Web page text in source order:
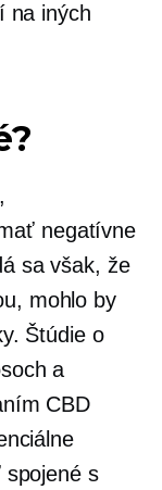
na iných
negatívne
sa však, že
mohlo by
Štúdie o
a
CBD
s